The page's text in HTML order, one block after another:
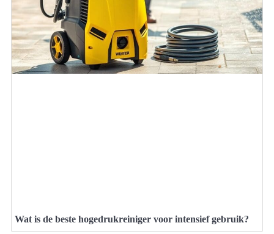
Wat is de beste hogedrukreiniger voor intensief gebruik?